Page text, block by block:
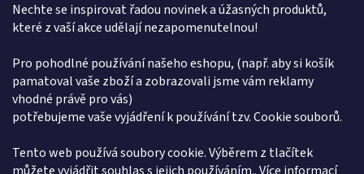
Nechte se inspirovat řadou novinek a úžasných produktů,
které z vaší akce udělají nezapomenutelnou!
Pro pohodlné používání našeho eshopu, (např. aby si košík
pamatoval vaše zboží a zobrazovali jsme vám reklamy
vhodné právě pro vás)
potřebujeme vaše vyjádření k používání tzv. Cookie souborů.
Tento web používá soubory cookie. Výběrem z tlačítek
Girlanda krvavé nářadí dlouhá 180 cm. Girlanda využijete jako
dekoraci k příležitosti halloweenského večírku nebo tématické
především pro svou nízkou cenu a dekorační efekt.
Doplňkové parametry
Kategorie: Halloween